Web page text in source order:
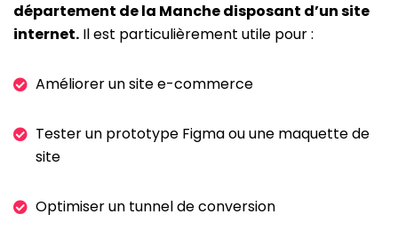
département de la Manche disposant d’un site
internet. Il est particulièrement utile pour :
Améliorer un site e-commerce
Tester un prototype Figma ou une maquette de
site
Optimiser un tunnel de conversion